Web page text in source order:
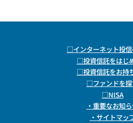
□インターネット投
□投資信託をはじ
□投資信託をお持
□ファンドを
□NISA
・重要なお知
・サイトマッ